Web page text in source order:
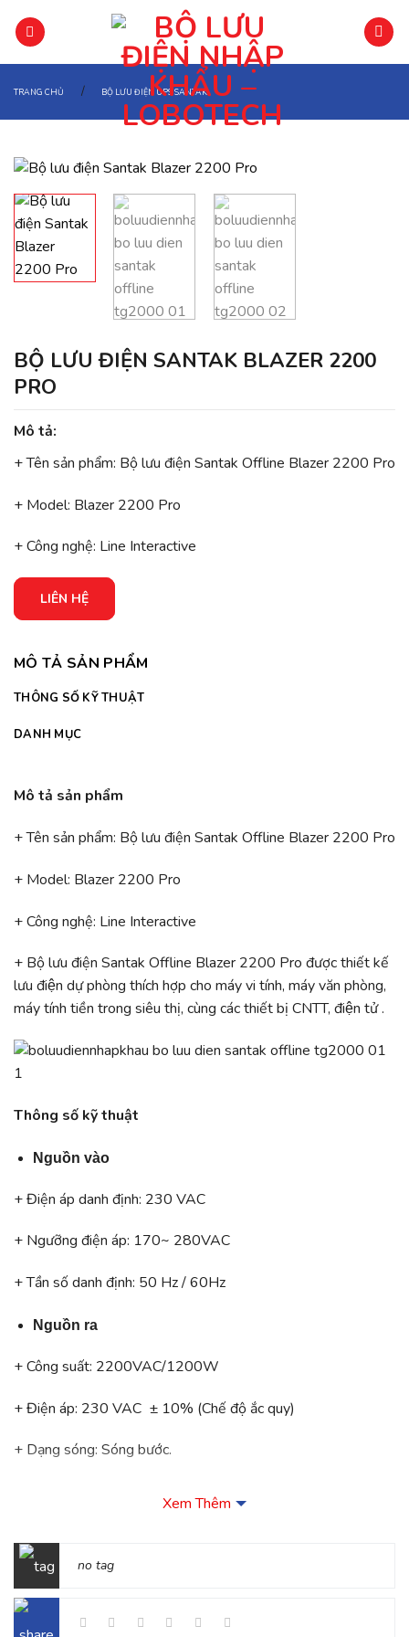
đến
dungTRANG CHỦ / BỘ LƯU ĐIỆN UPS SANTAK
BỘ LƯU ĐIỆN SANTAK BLAZER 2200
PRO
Mô tả:
+ Tên sản phẩm: Bộ lưu điện Santak Offline Blazer 2200 Pro
+ Model: Blazer 2200 Pro
+ Công nghệ: Line Interactive
LIÊN HỆ
MÔ TẢ SẢN PHẨM
THÔNG SỐ KỸ THUẬT
DANH MỤC
Mô tả sản phẩm
+ Tên sản phẩm: Bộ lưu điện Santak Offline Blazer 2200 Pro
+ Model: Blazer 2200 Pro
+ Công nghệ: Line Interactive
+ Bộ lưu điện Santak Offline Blazer 2200 Pro được thiết kế
lưu điện dự phòng thích hợp cho máy vi tính, máy văn phòng,
máy tính tiền trong siêu thị, cùng các thiết bị CNTT, điện tử .
Thông số kỹ thuật
Nguồn vào
+ Điện áp danh định: 230 VAC
+ Ngưỡng điện áp: 170~ 280VAC
+ Tần số danh định: 50 Hz / 60Hz
Nguồn ra
+ Công suất: 2200VAC/1200W
+ Điện áp: 230 VAC ± 10% (Chế độ ắc quy)
+ Dạng sóng: Sóng bước.
+ Tần số: 50 Hz ± 1 Hz (Chế độ ắc quy)
+ Khả năng chịu quá tải: 110% (+20% / -10%) tắt UPS sau
5 phút và báo lỗi
Xem Thêm
no tag